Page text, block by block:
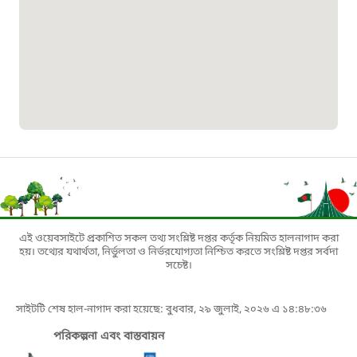
০১৯০৮৮৮৮৮৮৮
মাদকদ্রব্য নিয়ন্ত্রণ হটলাইন
১৬১১৩
জরুরী অভ্যন্তরীণ নৌ-পরিবহন হটলাইন
১৬৪৪৫
পাসপোর্ট বাতায়ন হটলাইন
এই ওয়েবসাইটে প্রকাশিত সকল তথ্য সংশ্লিষ্ট দপ্তর কর্তৃক নিয়মিত হালনাগাদ করা
হয়। তথ্যের যথার্থতা, নির্ভুলতা ও নির্ভরযোগ্যতা নিশ্চিত করতে সংশ্লিষ্ট দপ্তর সর্বদা
সচেষ্ট।
সাইটটি শেষ হাল-নাগাদ করা হয়েছে: বুধবার, ২৯ জুলাই, ২০২৬ এ ১৪:৪৮:৩৬
পরিকল্পনা এবং বাস্তবায়ন